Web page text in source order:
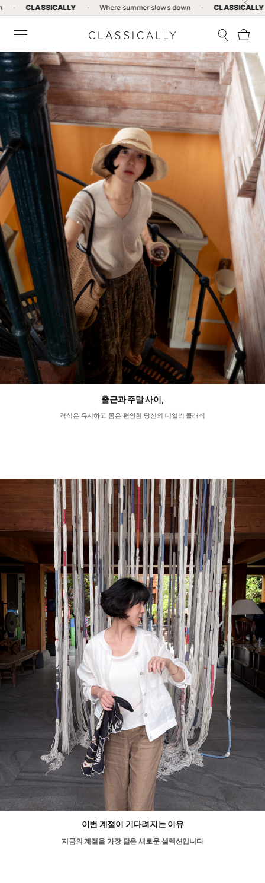
· Where summer slows down · CLASSICALLY ·
출근과 주말 사이,
격식은 유지하고 몸은 편안한 당신의 데일리 클래식
이번 계절이 기다려지는 이유
지금의 계절을 가장 닮은 새로운 셀렉션입니다